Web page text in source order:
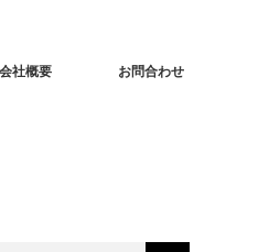
会社概要 お問合わせ